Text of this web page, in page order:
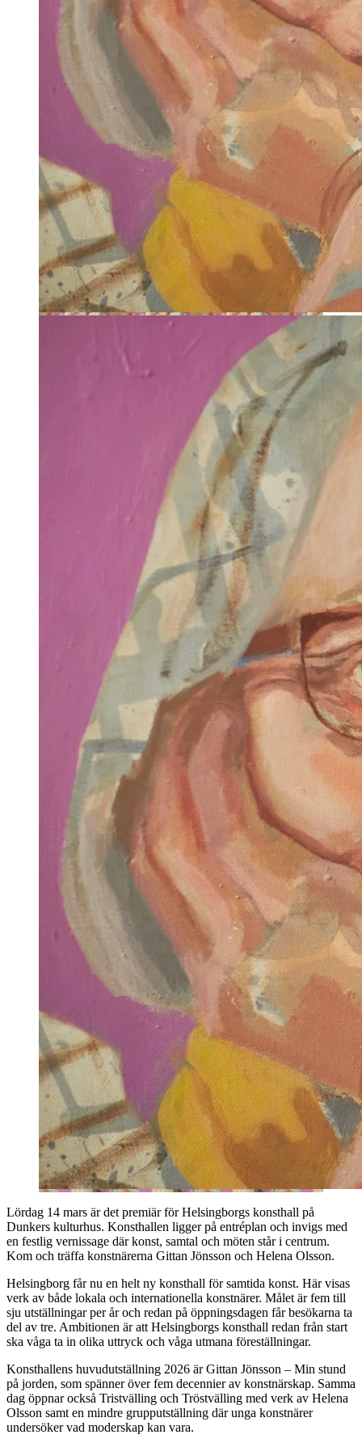
Lördag 14 mars är det premiär för Helsingborgs konsthall på
Dunkers kulturhus. Konsthallen ligger på entréplan och invigs med
en festlig vernissage där konst, samtal och möten står i centrum.
Kom och träffa konstnärerna Gittan Jönsson och Helena Olsson.
Helsingborg får nu en helt ny konsthall för samtida konst. Här visas
verk av både lokala och internationella konstnärer. Målet är fem till
sju utställningar per år och redan på öppningsdagen får besökarna ta
del av tre. Ambitionen är att Helsingborgs konsthall redan från start
ska våga ta in olika uttryck och våga utmana föreställningar.
Konsthallens huvudutställning 2026 är Gittan Jönsson – Min stund
på jorden, som spänner över fem decennier av konstnärskap. Samma
dag öppnar också Tristvälling och Tröstvälling med verk av Helena
Olsson samt en mindre grupputställning där unga konstnärer
undersöker vad moderskap kan vara.